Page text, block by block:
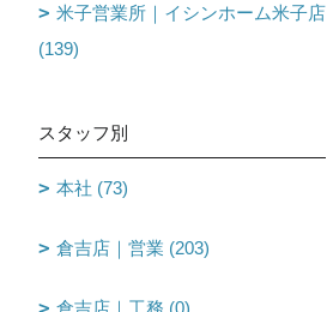
米子営業所｜イシンホーム米子店
(139)
スタッフ別
本社 (73)
倉吉店｜営業 (203)
倉吉店｜工務 (0)